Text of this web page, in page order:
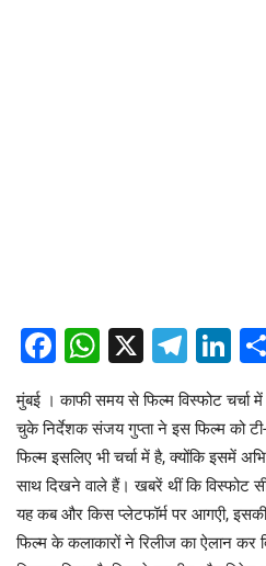
Facebook
WhatsApp
X
मुंबई । काफी समय से फिल्म विस्फोट
चुके निर्देशक संजय गुप्ता ने इस फिल्म को
फिल्म इसलिए भी चर्चा में है, क्योंकि इसमें
साथ दिखने वाले हैं। खबरें थीं कि विस्फोट
यह कब और किस प्लेटफॉर्म पर आगएी,
फिल्म के कलाकारों ने रिलीज का ऐलान कर